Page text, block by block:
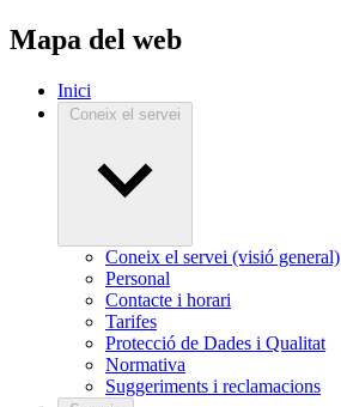
Mapa del web
Inici
Coneix el servei
Coneix el servei (visió general)
Personal
Contacte i horari
Tarifes
Protecció de Dades i Qualitat
Normativa
Suggeriments i reclamacions